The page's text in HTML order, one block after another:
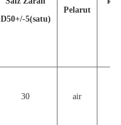
D50+/-5(satu)
Pelarut
30
air